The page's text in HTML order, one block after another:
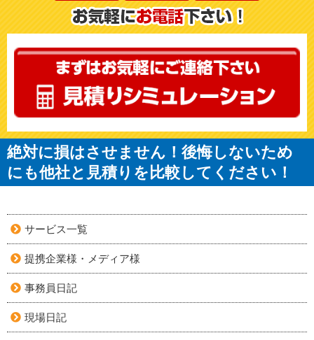
絶対に損はさせません！後悔しないため
にも他社と見積りを比較してください！
サービス一覧
提携企業様・メディア様
事務員日記
現場日記